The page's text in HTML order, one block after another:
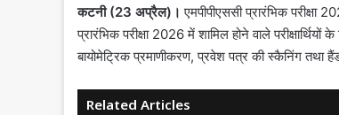
कटनी (23 अप्रैल)। एमपीपीएससी प्रारंभिक परीक्षा
प्रारंभिक परीक्षा 2026 में शामिल होने वाले
बायोमेट्रिक प्रमाणीकरण, प्रवेश पत्र की स्कैनिंग
Related Articles